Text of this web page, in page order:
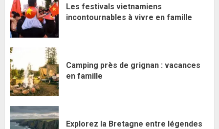
Les festivals vietnamiens
incontournables à vivre en famille
Camping près de grignan : vacances
en famille
Explorez la Bretagne entre légendes